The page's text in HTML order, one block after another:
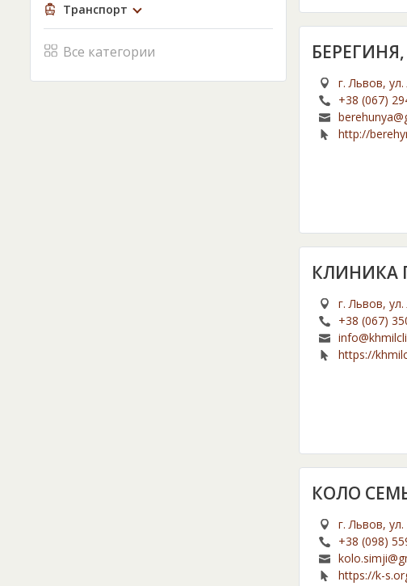
Транспорт
Все категории
г. Львов,
+38 (067)
http://
КЛИНИКА
г. Львов,
+38 (067)
https://
КОЛО
г. Львов,
+38 (098)
https://k-